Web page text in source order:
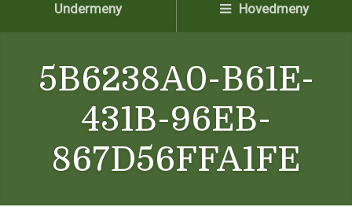
Undermeny Hovedmeny
5B6238A0-B61E-
431B-96EB-
867D56FFA1FE